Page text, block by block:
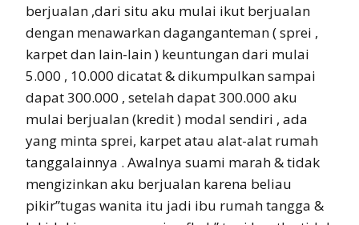
berjualan ,dari situ aku mulai ikut berjualan
dengan menawarkan daganganteman ( sprei ,
karpet dan lain-lain ) keuntungan dari mulai
5.000 , 10.000 dicatat & dikumpulkan sampai
dapat 300.000 , setelah dapat 300.000 aku
mulai berjualan (kredit ) modal sendiri , ada
yang minta sprei, karpet atau alat-alat rumah
tanggalainnya . Awalnya suami marah & tidak
mengizinkan aku berjualan karena beliau
pikir”tugas wanita itu jadi ibu rumah tangga &